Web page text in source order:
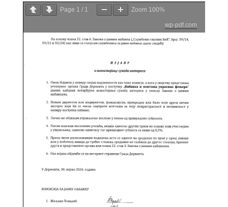
Page 1 / 1 Zoom 100%
wp-pdf.com